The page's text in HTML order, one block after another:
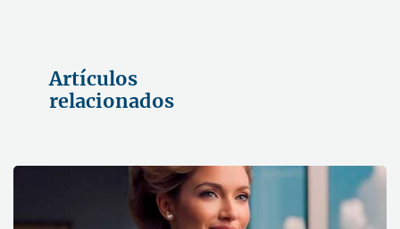
Artículos
relacionados